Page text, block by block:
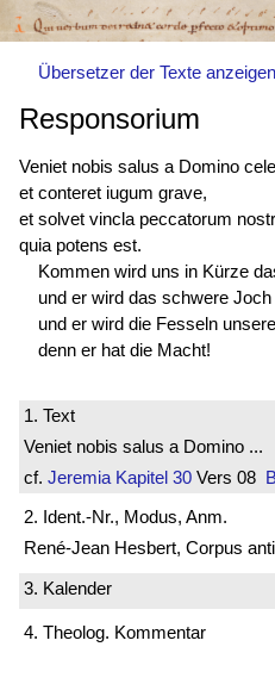
Übersetzer der Texte anzeigen
Responsorium
Veniet nobis salus a Domino
et conteret iugum grave,
et solvet vincla peccatorum
quia potens est.
Kommen wird uns in Kürze
und er wird das schwere
und er wird die Fesseln
denn er hat die Macht!
1. Text
Veniet nobis salus a Domino ...
cf. Jeremia Kapitel 30 Vers 08
2. Ident.-Nr., Modus, Anm.
René-Jean Hesbert, Corpus
3. Kalender
4. Theolog. Kommentar